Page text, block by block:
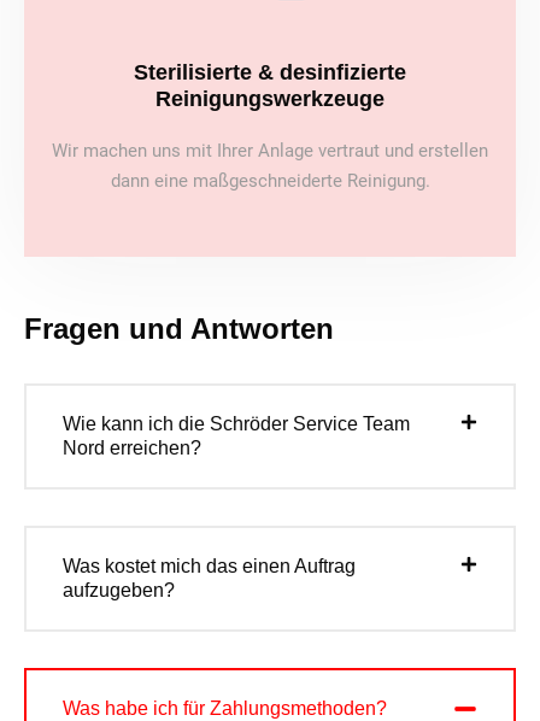
Sterilisierte & desinfizierte
Reinigungswerkzeuge
Wir machen uns mit Ihrer Anlage vertraut und erstellen
dann eine maßgeschneiderte Reinigung.
Fragen und Antworten
Wie kann ich die Schröder Service Team
Nord erreichen?
Was kostet mich das einen Auftrag
aufzugeben?
Was habe ich für Zahlungsmethoden?